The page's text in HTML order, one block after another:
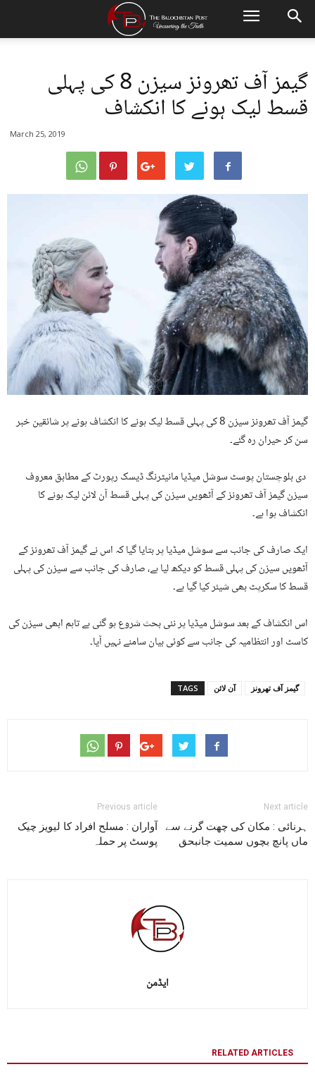
گیمز آف تھرونز سیزن 8 کی پہلی
قسط لیک ہونے کا انکشاف
March 25, 2019
گیمز آف تھرونز سیزن 8 کی پہلی قسط لیک ہونے کا انکشاف ہونے پر شائقین خبر
سن کر حیران رہ گئے۔
دی بلوچستان پوسٹ سوشل میڈیا مانیٹرنگ ڈیسک رپورٹ کے مطابق معروف
سیزن گیمز آف تھرونز کے آٹھویں سیزن کی پہلی قسط آن لائن لیک ہونے کا
انکشاف ہوا ہے۔
ایک صارف کی جانب سے سوشل میڈیا پر بتایا گیا کہ اس نے گیمز آف تھرونز کے
آٹھویں سیزن کی پہلی قسط کو دیکھ لیا ہے، صارف کی جانب سے سیزن کی پہلی
قسط کا سکرپٹ بھی شیئر کیا گیا ہے۔
اس انکشاف کے بعد سوشل میڈیا پر نئی بحث شروع ہو گئی ہے تاہم ابھی سیزن کی
کاسٹ اور انتظامیہ کی جانب سے کوئی بیان سامنے نہیں آیا۔
TAGS آن لائن گیمز آف تھرونز
Previous article
آواران : مسلح افراد کا لیویز چیک
پوسٹ پر حملہ
Next article
ہرنائی : مکان کی چھت گرنے سے
ماں پانچ بچوں سمیت جانبحق
ایڈمن
RELATED ARTICLES